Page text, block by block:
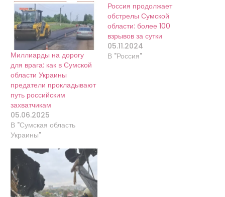
Миллиарды на дорогу
для врага: как в Сумской
области Украины
предатели прокладывают
путь российским
захватчикам
05.06.2025
В "Сумская область
Украины"
Россия продолжает
обстрелы Сумской
области: более 100
взрывов за сутки
05.11.2024
В "Россия"